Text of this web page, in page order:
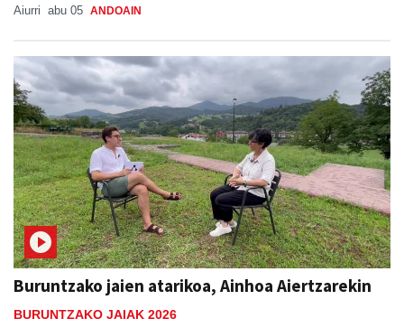
Aiurri abu 05 ANDOAIN
Buruntzako jaien atarikoa, Ainhoa Aiertzarekin
BURUNTZAKO JAIAK 2026